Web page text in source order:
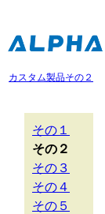
カスタム製品その２
その１
その２
その３
その４
その５